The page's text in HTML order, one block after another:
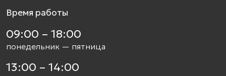
Время работы
09:00 – 18:00
понедельник — пятница
13:00 – 14:00